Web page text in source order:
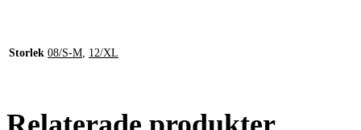
Storlek 08/S-M 12/XL